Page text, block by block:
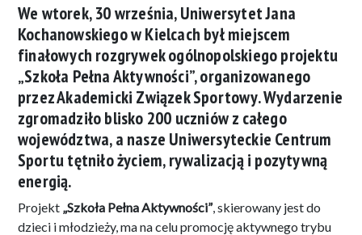
We wtorek, 30 września, Uniwersytet Jana
Kochanowskiego w Kielcach był miejscem
finałowych rozgrywek ogólnopolskiego projektu
„Szkoła Pełna Aktywności”, organizowanego
przez Akademicki Związek Sportowy. Wydarzenie
zgromadziło blisko 200 uczniów z całego
województwa, a nasze Uniwersyteckie Centrum
Sportu tętniło życiem, rywalizacją i pozytywną
energią.
Projekt „Szkoła Pełna Aktywności”, skierowany jest do
dzieci i młodzieży, ma na celu promocję aktywnego trybu